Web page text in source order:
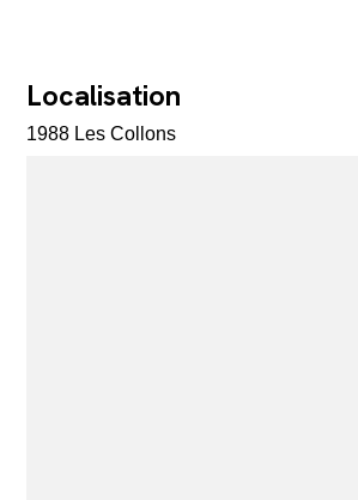
Localisation
1988 Les Collons